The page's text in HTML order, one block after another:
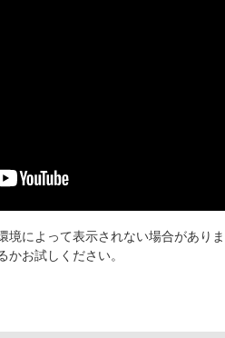
境によって表示されない場合がありま
お試しください。